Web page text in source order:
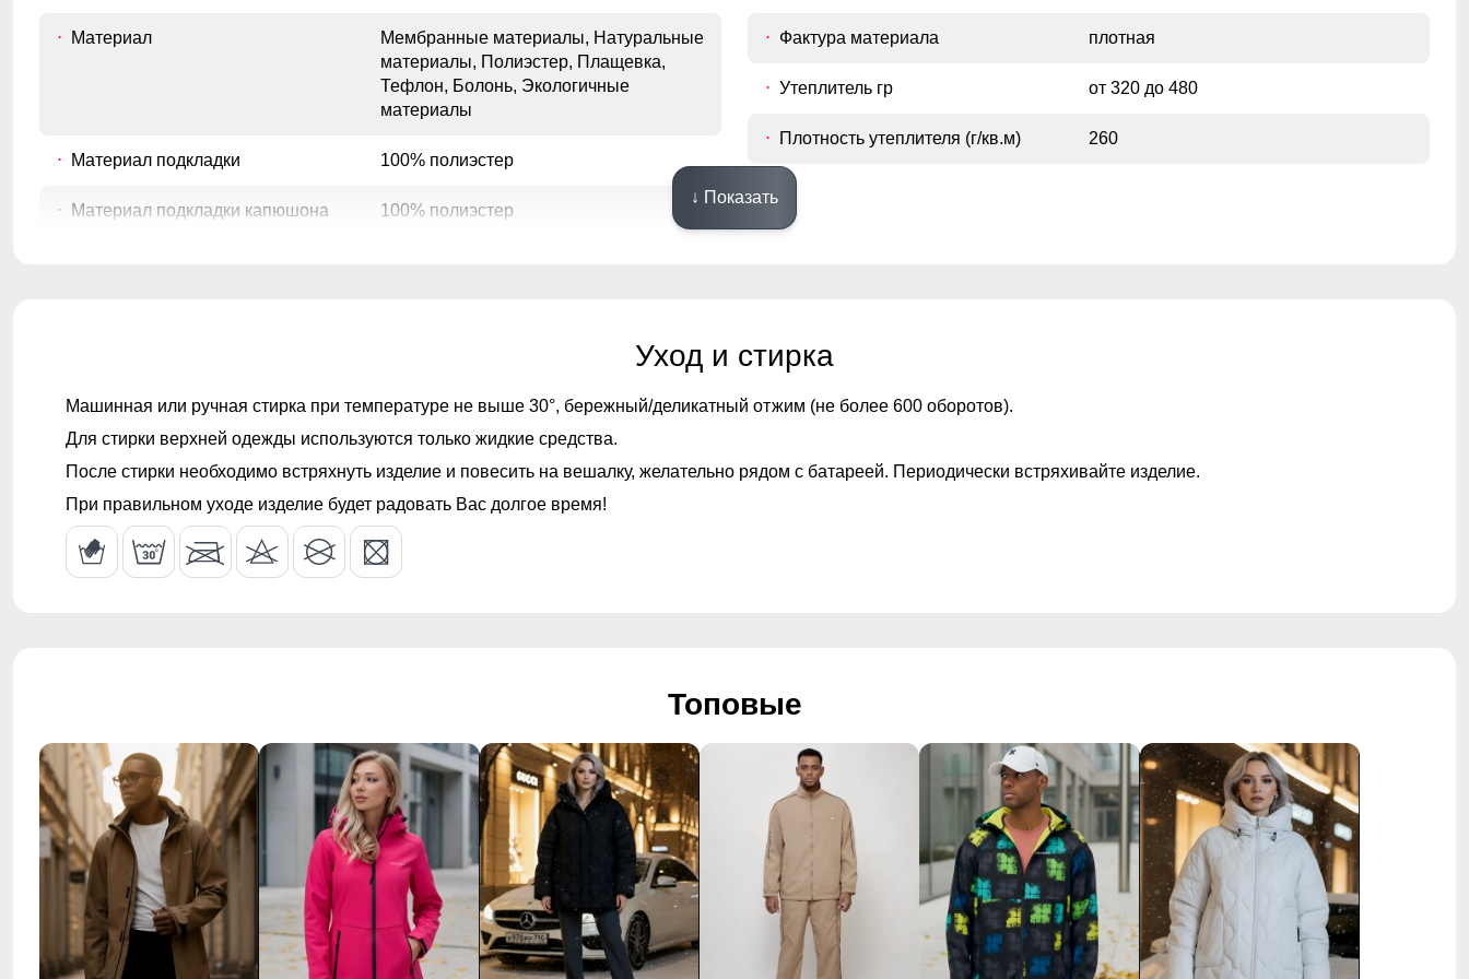
Материал
Мембранные материалы, Натуральные
материалы, Полиэстер, Плащевка,
Тефлон, Болонь, Экологичные
материалы
Материал подкладки 100% полиэстер
Материал подкладки капюшона 100% полиэстер
Фактура материала плотная
Утеплитель гр от 320 до 480
Плотность утеплителя (г/кв.м) 260
Длина подола Средняя длина
Длина одежды до колена
Тип рукава Длинная на манжете
Декоративные элементы Капюшон, Кнопки, Манжеты, Мех
Дизайн и стиль
Вид одежды Свободная, утепленная модель
Стиль Элегантный, Вечерний, Повседневный, Офисный
Рисунок Однотонный/Логотип
↓ Показать
Уход и стирка
Машинная или ручная стирка при температуре не выше 30°, бережный/деликатный отжим (не более 600 оборотов).
Для стирки верхней одежды используются только жидкие средства.
После стирки необходимо встряхнуть изделие и повесить на вешалку, желательно рядом с батареей. Периодически встряхивайте изделие.
При правильном уходе изделие будет радовать Вас долгое время!
Топовые